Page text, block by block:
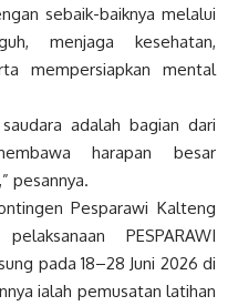
sebaik-baiknya melalui
menjaga kesehatan,
mempersiapkan mental
adalah bagian dari
harapan besar
pesannya.
Pesparawi Kalteng
PESPARAWI
pada 18–28 Juni 2026 di
ialah pemusatan latihan